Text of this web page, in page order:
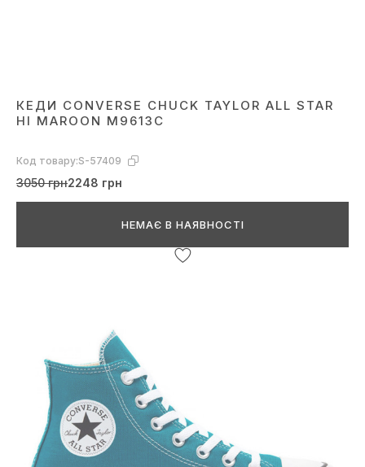
КЕДИ CONVERSE CHUCK TAYLOR ALL STAR
HI MAROON M9613C
Код товару:S-57409
3050 грн2248 грн
НЕМАЄ В НАЯВНОСТІ